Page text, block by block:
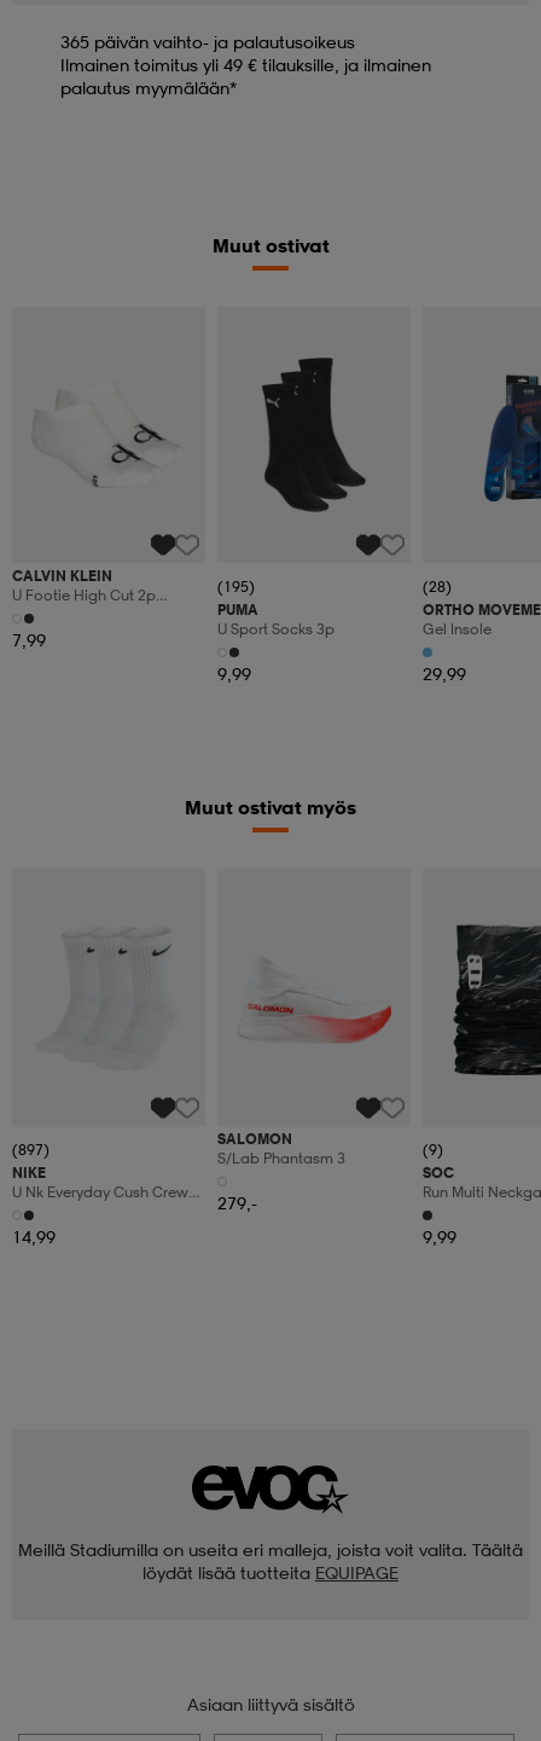
365 päivän vaihto- ja palautusoikeus
Ilmainen toimitus yli 49 € tilauksille, ja ilmainen
palautus myymälään*
Muut ostivat
CALVIN KLEIN
U Footie High Cut 2p
Monogram
7,99
(195)
PUMA
U Sport Socks 3p
9,99
(28)
ORTHO
Gel Insole
29,99
Muut ostivat myös
(897)
NIKE
U Nk Everyday Cush Crew
3pr
14,99
SALOMON
S/lab Phantasm 3
279,-
(9)
SOC
Run Multi
9,99
Meillä Stadiumilla on useita eri malleja, joista voit valita. Täältä
löydät lisää tuotteita EQUIPAGE
Asiaan liittyvä sisältö